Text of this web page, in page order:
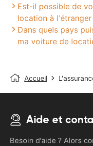
Est-il possible de
location à l'étranger
Dans quels pays
ma voiture de
Accueil
Aide et
Besoin d'aide ? Alors